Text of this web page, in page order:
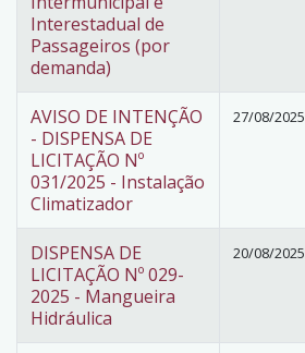
Interestadual de
Passageiros (por
demanda)
AVISO DE INTENÇÃO
- DISPENSA DE
LICITAÇÃO Nº
031/2025 - Instalação
Climatizador
27/08/2025
DISPENSA DE
LICITAÇÃO Nº 029-
2025 - Mangueira
Hidráulica
20/08/2025